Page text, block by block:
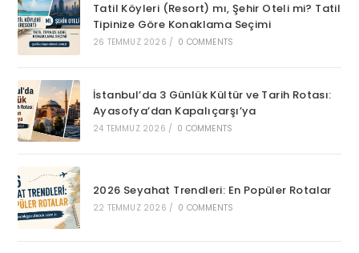
Tatil Köyleri (Resort) mı, Şehir Oteli mi? Tatil
Tipinize Göre Konaklama Seçimi
26 TEMMUZ 2026 / 0 COMMENTS
İstanbul’da 3 Günlük Kültür ve Tarih Rotası:
Ayasofya’dan Kapalıçarşı’ya
24 TEMMUZ 2026 / 0 COMMENTS
2026 Seyahat Trendleri: En Popüler Rotalar
22 TEMMUZ 2026 / 0 COMMENTS